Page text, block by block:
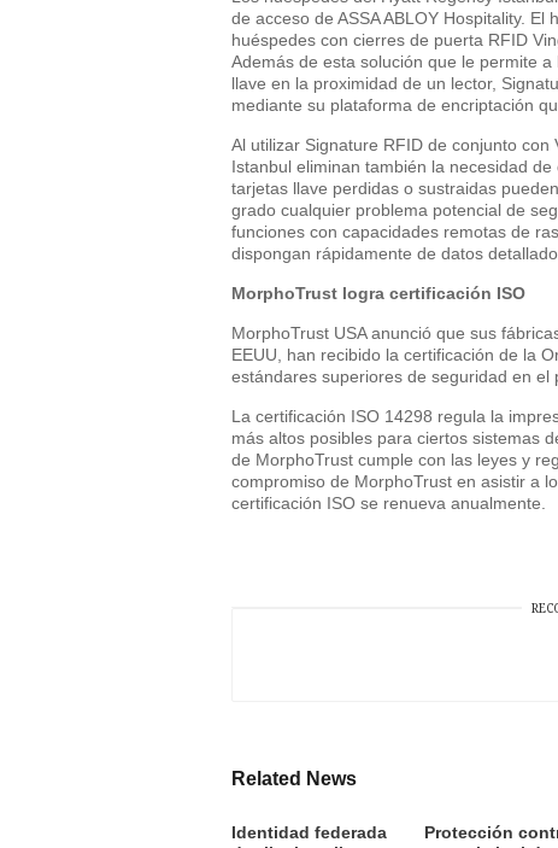
de acceso de ASSA ABLOY Hospitality.
huéspedes con cierres de puerta RFID
Además de esta solución que le permite
llave en la proximidad de un lector,
mediante su plataforma de encriptación
Al utilizar Signature RFID de conjunto
Istanbul eliminan también la necesidad
tarjetas llave perdidas o sustraidas
grado cualquier problema potencial de
funciones con capacidades remotas de
dispongan rápidamente de datos
MorphoTrust logra certificación ISO
MorphoTrust USA anunció que sus
EEUU, han recibido la certificación de la
estándares superiores de seguridad en el
La certificación ISO 14298 regula la
más altos posibles para ciertos sistemas
de MorphoTrust cumple con las leyes y
compromiso de MorphoTrust en asistir a
certificación ISO se renueva anualmente.
Related News
Identidad federada
Protección